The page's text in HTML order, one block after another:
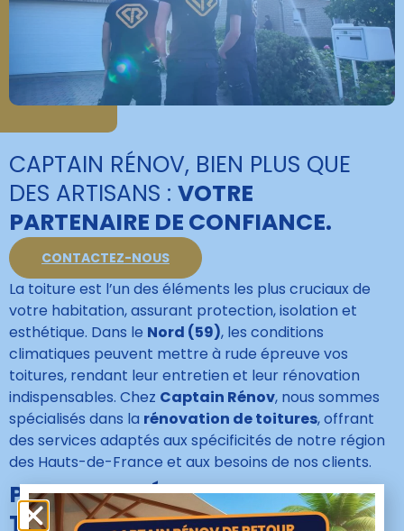
CAPTAIN RÉNOV, BIEN PLUS QUE
DES ARTISANS : VOTRE
PARTENAIRE DE CONFIANCE.
CONTACTEZ-NOUS
La toiture est l’un des éléments les plus cruciaux de
votre habitation, assurant protection, isolation et
esthétique. Dans le Nord (59), les conditions
climatiques peuvent mettre à rude épreuve vos
toitures, rendant leur entretien et leur rénovation
indispensables. Chez Captain Rénov, nous sommes
spécialisés dans la rénovation de toitures, offrant
des services adaptés aux spécificités de notre région
des Hauts-de-France et aux besoins de nos clients.
POURQUOI RÉNOVER VOTRE
TOITURE ?